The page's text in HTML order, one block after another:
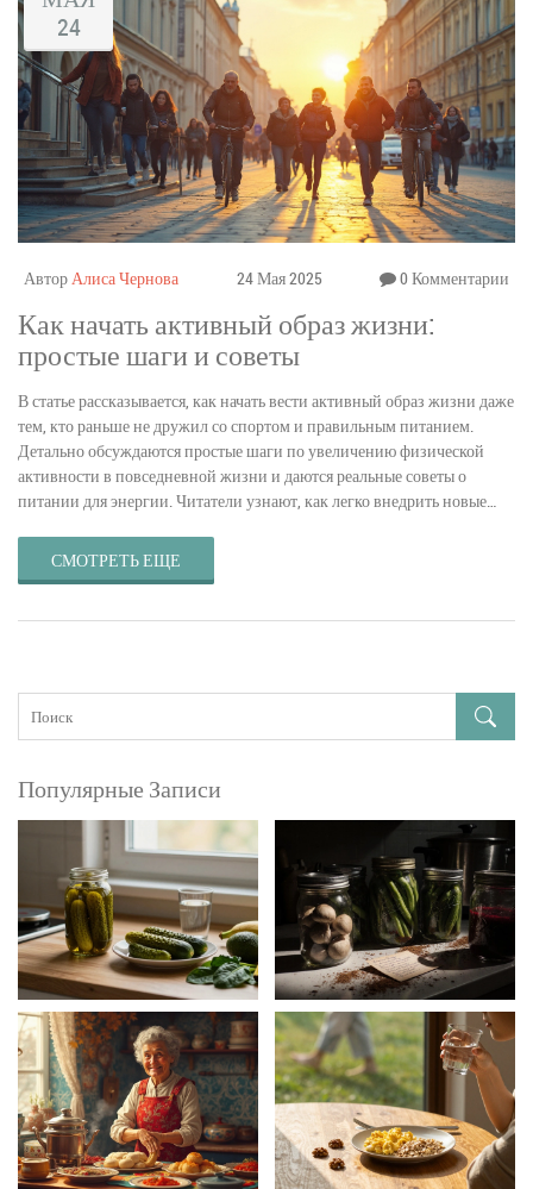
24
АвторАлиса Чернова 24 Мая 2025 0 Комментарии
Как начать активный образ жизни:
простые шаги и советы
В статье рассказывается, как начать вести активный образ жизни даже
тем, кто раньше не дружил со спортом и правильным питанием.
Детально обсуждаются простые шаги по увеличению физической
активности в повседневной жизни и даются реальные советы о
питании для энергии. Читатели узнают, как легко внедрить новые
рабочие лайфхаки и конкретные идеи для мотивации.
СМОТРЕТЬ ЕЩЕ
Популярные Записи